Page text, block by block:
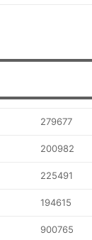
279677
200982
225491
194615
900765